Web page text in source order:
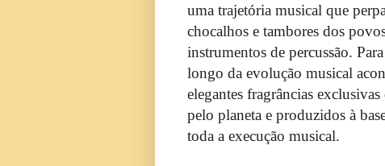
uma trajetória musical que
chocalhos e tambores dos
instrumentos de percussão.
longo da evolução musical
elegantes fragrâncias
pelo planeta e produzidos à
toda a execução musical.